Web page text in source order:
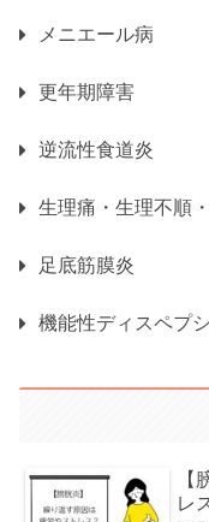
メニエール病
更年期障害
逆流性食道炎
生理痛・生理不順
足底筋膜炎
機能性ディスペプ
レ